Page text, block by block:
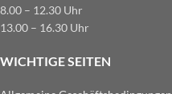
8.00 – 12.30 Uhr
13.00 – 16.30 Uhr
WICHTIGE SEITEN